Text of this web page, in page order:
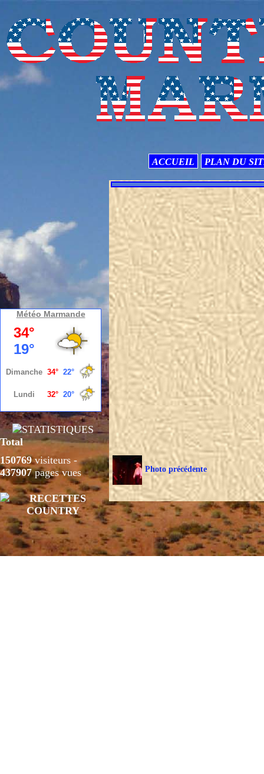
ACCUEIL PLAN DU
Météo Marmande
Total
150769visiteurs -
437907pages vues Photo précédente